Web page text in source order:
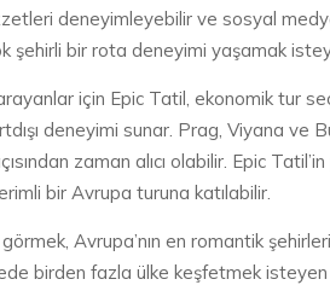
deneyimleyebilir ve sosyal
şehirli bir rota deneyimi yaşamak
için Epic Tatil, ekonomik tur
deneyimi sunar. Prag, Viyana
zaman alıcı olabilir. Epic
bir Avrupa turuna katılabilir.
görmek, Avrupa’nın en romantik
birden fazla ülke keşfetmek isteyen